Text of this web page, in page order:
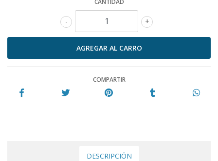
+
-
COMPARTIR
DESCRIPCIÓN